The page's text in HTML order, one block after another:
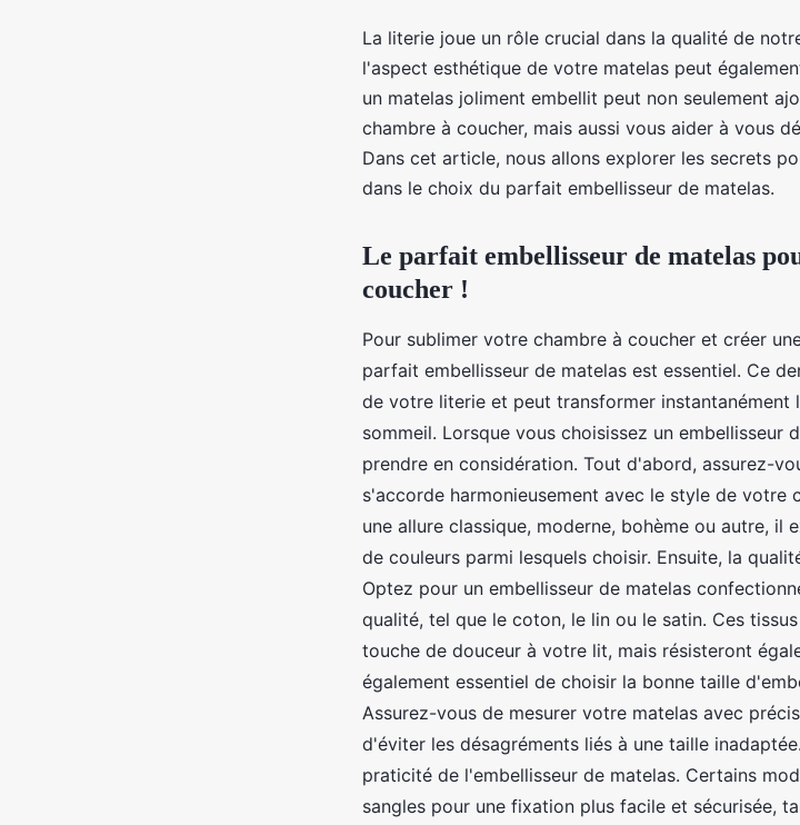
Les secrets pour embellir votre
choisissez le parfait embellisseur de
La literie joue un rôle crucial dans la qualité de
l'aspect esthétique de votre matelas peut
un matelas joliment embellit peut non seulement
chambre à coucher, mais aussi vous aider à vous
Dans cet article, nous allons explorer les secrets
dans le choix du parfait embellisseur de matelas.
Le parfait embellisseur de matelas
coucher !
Pour sublimer votre chambre à coucher et créer
parfait embellisseur de matelas est essentiel. Ce
de votre literie et peut transformer instantanément
sommeil. Lorsque vous choisissez un embellisseur
prendre en considération. Tout d'abord, assurez-
s'accorde harmonieusement avec le style de votre
une allure classique, moderne, bohème ou autre, il
de couleurs parmi lesquels choisir. Ensuite, la
Optez pour un embellisseur de matelas
qualité, tel que le coton, le lin ou le satin. Ces
touche de douceur à votre lit, mais résisteront
également essentiel de choisir la bonne taille
Assurez-vous de mesurer votre matelas avec
d'éviter les désagréments liés à une taille
praticité de l'embellisseur de matelas. Certains
sangles pour une fixation plus facile et sécurisée,